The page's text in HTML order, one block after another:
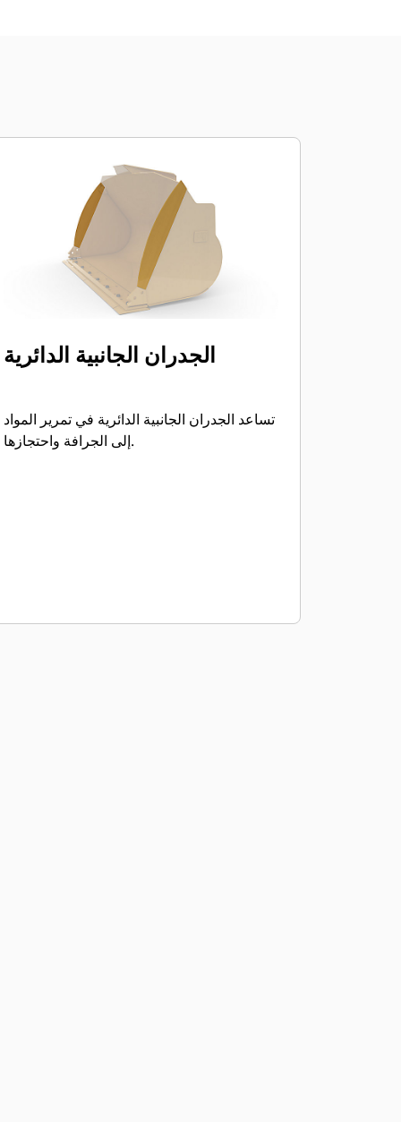
الجدران الجانبية الدائرية
تساعد الجدران الجانبية الدائرية في تمرير المواد
إلى الجرافة واحتجازها.